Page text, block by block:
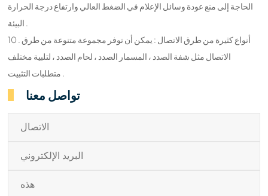
الحاجة إلى منع عودة وسائل الإعلام في الضغط العالي وارتفاع درجة الحرارة
البيئة .
10 . أنواع كثيرة من طرق الاتصال : يمكن أن توفر مجموعة متنوعة من طرق
الاتصال مثل شفة الصدد ، المسمار الصدد ، لحام الصدد ، لتلبية مختلف
متطلبات التثبيت .
تواصل معنا